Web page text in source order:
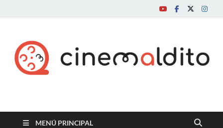
Cine maldito
MENÚ PRINCIPAL